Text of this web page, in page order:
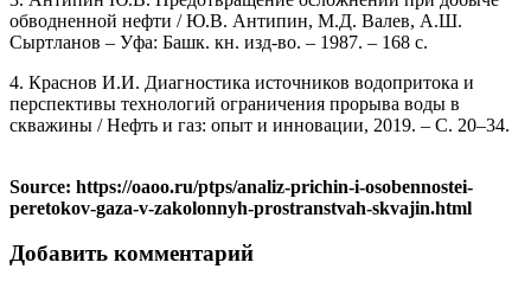
обводненной нефти / Ю.В. Антипин, М.Д. Валев, А.Ш.
Сыртланов – Уфа: Башк. кн. изд-во. – 1987. – 168 с.
4. Краснов И.И. Диагностика источников водопритока и
перспективы технологий ограничения прорыва воды в
скважины / Нефть и газ: опыт и инновации, 2019. – С. 20–34.
Source: https://oaoo.ru/ptps/analiz-prichin-i-osobennostei-
peretokov-gaza-v-zakolonnyh-prostranstvah-skvajin.html
Добавить комментарий